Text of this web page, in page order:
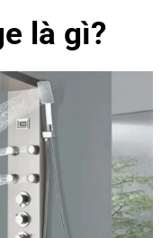
là gì?